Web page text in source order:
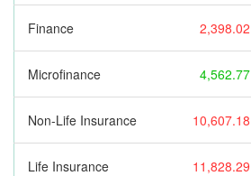
Finance 2,398.02
Microfinance 4,562.77
Non-Life Insurance 10,607.18
Life Insurance 11,828.29